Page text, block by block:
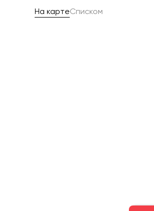
На картеСписком